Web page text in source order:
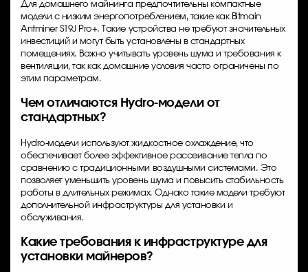
Для домашнего майнинга предпочтительны компактные
модели с низким энергопотреблением, такие как Bitmain
Antminer S19J Pro+. Такие устройства не требуют значительных
инвестиций и могут быть установлены в стандартных
помещениях. Важно учитывать уровень шума и требования к
вентиляции, так как домашние условия часто ограничены по
этим параметрам.
Чем отличаются Hydro-модели от
стандартных?
Hydro-модели используют жидкостное охлаждение, что
обеспечивает более эффективное рассеивание тепла по
сравнению с традиционными воздушными системами. Это
позволяет уменьшить уровень шума и повысить стабильность
работы в длительных режимах. Однако такие модели требуют
дополнительной инфраструктуры для установки и
обслуживания.
Какие требования к инфраструктуре для
установки майнеров?